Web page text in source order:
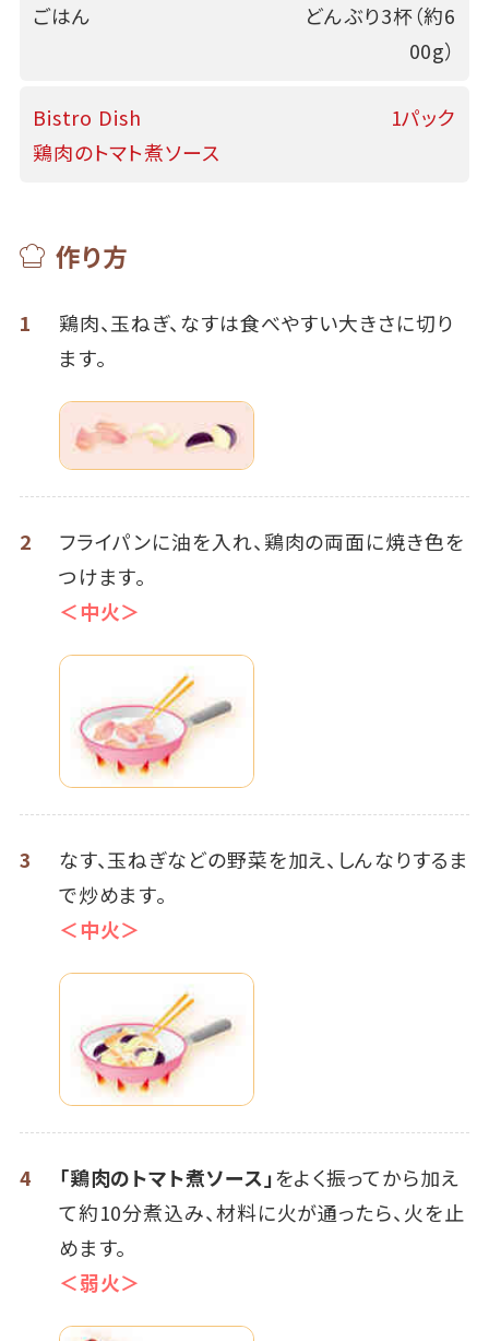
ごはん
どんぶり3杯（約6
00g）
Bistro Dish
鶏肉のトマト煮ソース
1パック
作り方
1
鶏肉、玉ねぎ、なすは食べやすい大きさに切り
ます。
2
フライパンに油を入れ、鶏肉の両面に焼き色を
つけます。
＜中火＞
3
なす、玉ねぎなどの野菜を加え、しんなりするま
で炒めます。
＜中火＞
4 「鶏肉のトマト煮ソース」をよく振ってから加え
て約10分煮込み、材料に火が通ったら、火を止
めます。
＜弱火＞